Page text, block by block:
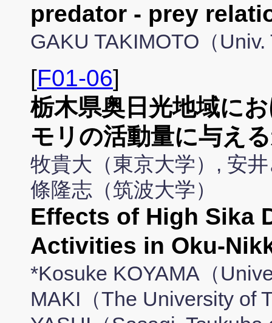
predator - prey
GAKU TAKIMOTO（Univ.
[F01-06]
栃木県奥日光地域に
モリの活動量に与え
牧貴大（東京大学）, 安
條隆志（筑波大学）
Effects of High Sika
Activities in Oku-
*Kosuke KOYAMA（
MAKI（The University of